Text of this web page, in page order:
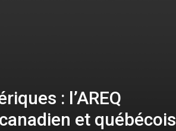
: l’AREQ
et québécois